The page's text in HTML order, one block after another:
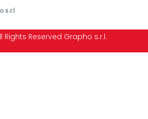
s.r.l
Rights Reserved Grapho s.r.l.